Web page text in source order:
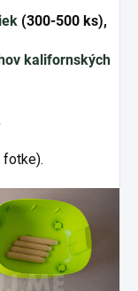
(300-500 ks),
kalifornských
fotke).